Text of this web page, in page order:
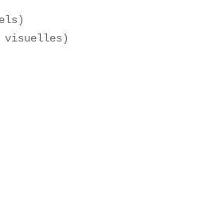
visuelles)